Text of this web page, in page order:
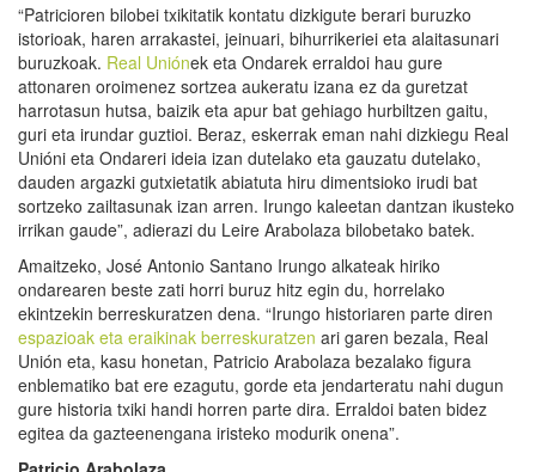
“Patricioren bilobei txikitatik kontatu dizkigute berari buruzko
istorioak, haren arrakastei, jeinuari, bihurrikeriei eta alaitasunari
buruzkoak. Real Uniónek eta Ondarek erraldoi hau gure
attonaren oroimenez sortzea aukeratu izana ez da guretzat
harrotasun hutsa, baizik eta apur bat gehiago hurbiltzen gaitu,
guri eta irundar guztioi. Beraz, eskerrak eman nahi dizkiegu Real
Unióni eta Ondareri ideia izan dutelako eta gauzatu dutelako,
dauden argazki gutxietatik abiatuta hiru dimentsioko irudi bat
sortzeko zailtasunak izan arren. Irungo kaleetan dantzan ikusteko
irrikan gaude”, adierazi du Leire Arabolaza bilobetako batek.
Amaitzeko, José Antonio Santano Irungo alkateak hiriko
ondarearen beste zati horri buruz hitz egin du, horrelako
ekintzekin berreskuratzen dena. “Irungo historiaren parte diren
espazioak eta eraikinak berreskuratzen ari garen bezala, Real
Unión eta, kasu honetan, Patricio Arabolaza bezalako figura
enblematiko bat ere ezagutu, gorde eta jendarteratu nahi dugun
gure historia txiki handi horren parte dira. Erraldoi baten bidez
egitea da gazteenengana iristeko modurik onena”.